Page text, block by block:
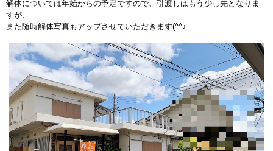
解体については年始からの予定ですので、引渡しはもう少し先となりま
すが、
また随時解体写真もアップさせていただきます(^^♪